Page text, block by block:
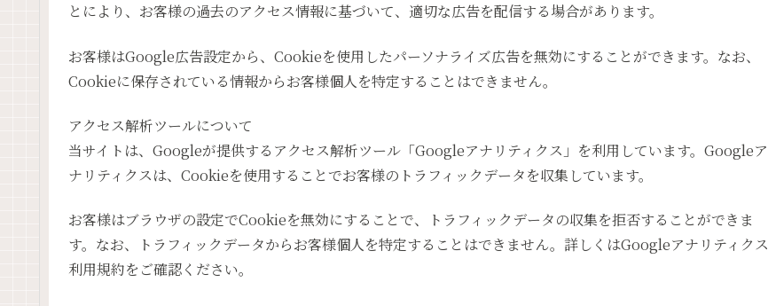
とにより、お客様の過去のアクセス情報に基づいて、適切な広告を配信する場合があります。
お客様はGoogle広告設定から、Cookieを使用したパーソナライズ広告を無効にすることができます。なお、
Cookieに保存されている情報からお客様個人を特定することはできません。
アクセス解析ツールについて
当サイトは、Googleが提供するアクセス解析ツール「Googleアナリティクス」を利用しています。Googleア
ナリティクスは、Cookieを使用することでお客様のトラフィックデータを収集しています。
お客様はブラウザの設定でCookieを無効にすることで、トラフィックデータの収集を拒否することができま
す。なお、トラフィックデータからお客様個人を特定することはできません。詳しくはGoogleアナリティクス
利用規約をご確認ください。